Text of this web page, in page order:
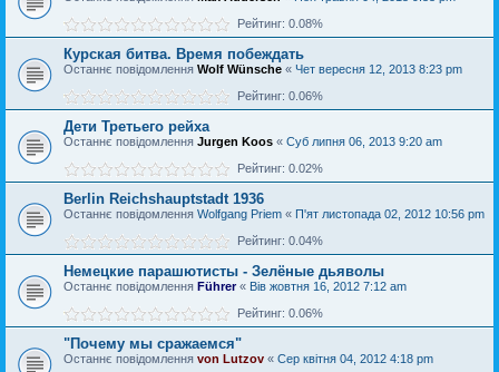
Рейтинг: 0.08%
Курская битва. Время побеждать
Останнє повідомлення Wolf Wünsche « Чет вересня 12, 2013 8:23 pm
Рейтинг: 0.06%
Дети Третьего рейха
Останнє повідомлення Jurgen Koos « Суб липня 06, 2013 9:20 am
Рейтинг: 0.02%
Berlin Reichshauptstadt 1936
Останнє повідомлення Wolfgang Priem « П'ят листопада 02, 2012 10:56 pm
Рейтинг: 0.04%
Немецкие парашютисты - Зелёные дьяволы
Останнє повідомлення Führer« Вів жовтня 16, 2012 7:12 am
Рейтинг: 0.06%
"Почему мы сражаемся"
Останнє повідомлення von Lutzov « Сер квітня 04, 2012 4:18 pm